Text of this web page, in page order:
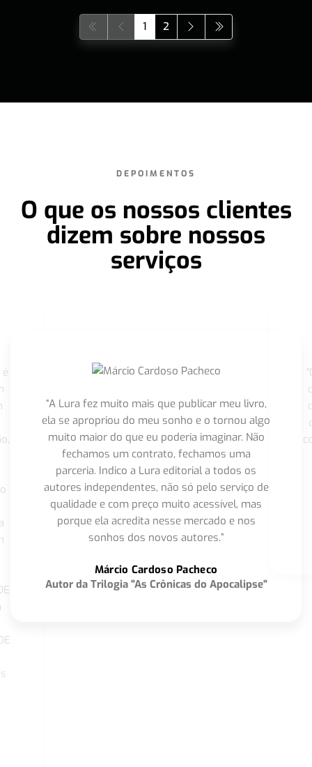
1 2
DEPOIMENTOS
O que os nossos clientes
dizem sobre nossos
serviços
“A Lura fez muito mais que publicar meu livro,
ela se apropriou do meu sonho e o tornou algo
muito maior do que eu poderia imaginar. Não
fechamos um contrato, fechamos uma
parceria. Indico a Lura editorial a todos os
autores independentes, não só pelo serviço de
qualidade e com preço muito acessível, mas
porque ela acredita nesse mercado e nos
sonhos dos novos autores.”
Márcio Cardoso Pacheco
Autor da Trilogia "As Crônicas do Apocalipse"